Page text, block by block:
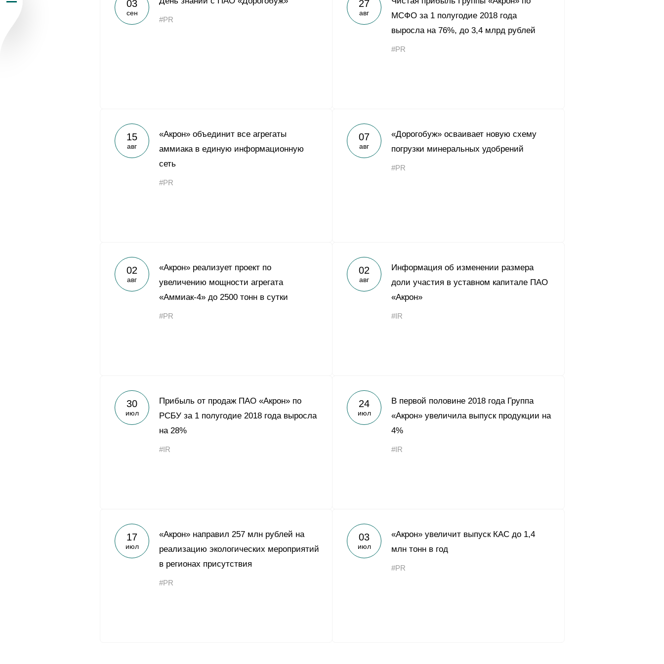
Yong Sheng Feng
Acron Argentina S.R.L
Acron Brasil Ltda.
Пресс-центр
03
сен
#PR
27
авг
МСФО за 1 полугодие 2018 года
выросла на 76%, до 3,4 млрд рублей
#PR
15
авг
«Акрон» объединит все агрегаты
аммиака в единую информационную
сеть
#PR
07
авг
«Дорогобуж» осваивает новую схему
погрузки минеральных удобрений
#PR
02
авг
«Акрон» реализует проект по
увеличению мощности агрегата
«Аммиак-4» до 2500 тонн в сутки
#PR
02
авг
Информация об изменении размера
доли участия в уставном капитале ПАО
«Акрон»
#IR
30
июл
Прибыль от продаж ПАО «Акрон» по
РСБУ за 1 полугодие 2018 года выросла
на 28%
#IR
24
июл
В первой половине 2018 года Группа
«Акрон» увеличила выпуск продукции на
4%
#IR
17
июл
«Акрон» направил 257 млн рублей на
реализацию экологических мероприятий
в регионах присутствия
#PR
03
июл
«Акрон» увеличит выпуск КАС до 1,4
млн тонн в год
#PR